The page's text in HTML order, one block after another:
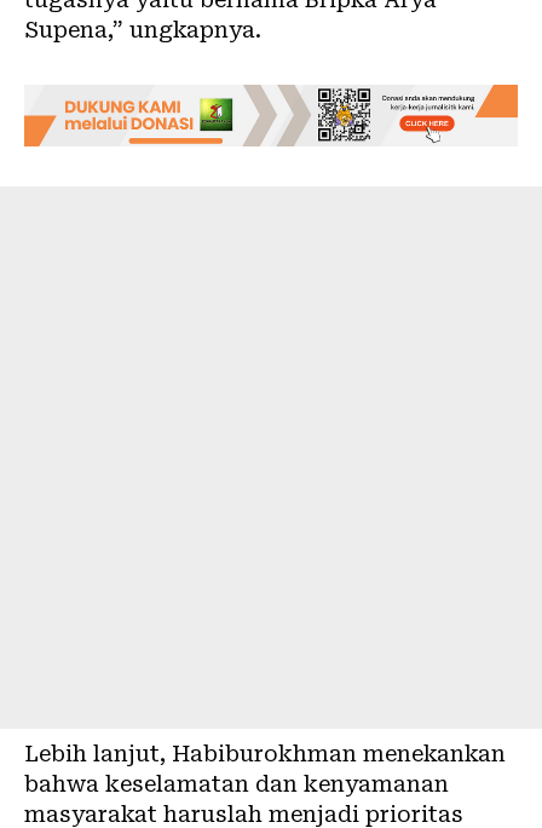
Supena,” ungkapnya.
Lebih lanjut, Habiburokhman menekankan
bahwa keselamatan dan kenyamanan
masyarakat haruslah menjadi prioritas